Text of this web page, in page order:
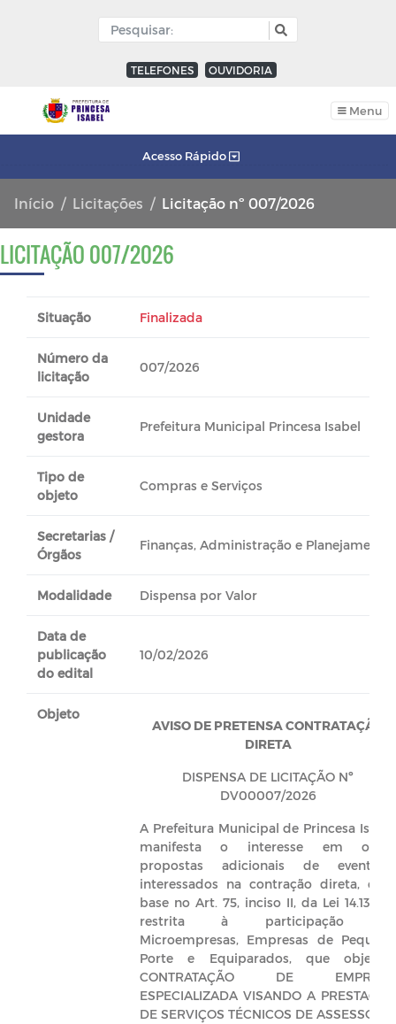
TELEFONES OUVIDORIA
Menu
Acesso Rápido
Início Licitações Licitação nº 007/2026
LICITAÇÃO 007/2026
Situação Finalizada
Número da
licitação
007/2026
Unidade
gestora
Prefeitura Municipal Princesa Isabel
Tipo de
objeto
Compras e Serviços
Secretarias /
Órgãos
Finanças, Administração e Planejamento
Modalidade Dispensa por Valor
Data de
publicação
do edital
10/02/2026
Objeto
AVISO DE PRETENSA CONTRATAÇÃO
DIRETA
DISPENSA DE LICITAÇÃO Nº
DV00007/2026
A Prefeitura Municipal de Princesa Isabel
manifesta o interesse em obter
propostas adicionais de eventuais
interessados na contração direta, com
base no Art. 75, inciso II, da Lei 14.133/21,
restrita à participação de
Microempresas, Empresas de Pequeno
Porte e Equiparados, que objetiva:
CONTRATAÇÃO DE EMPRESA
ESPECIALIZADA VISANDO A PRESTAÇÃO
DE SERVIÇOS TÉCNICOS DE ASSESSORIA